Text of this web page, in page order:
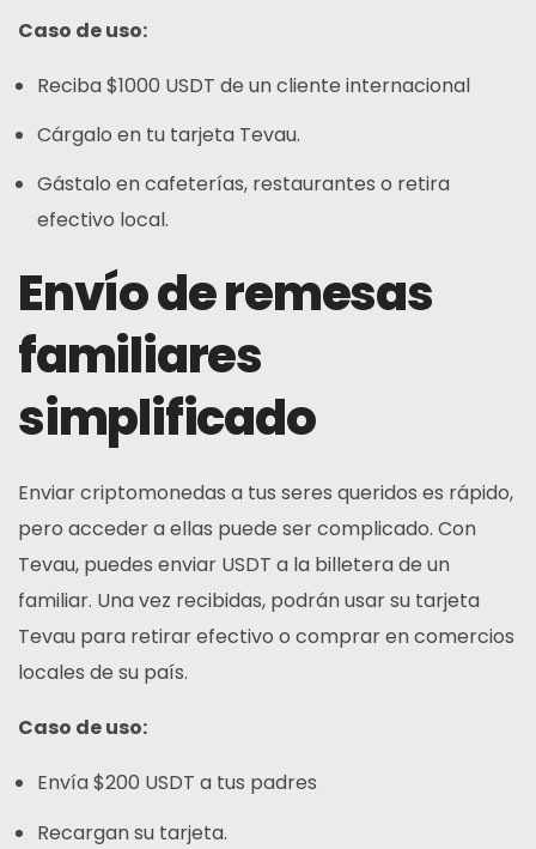
Caso de uso:
Reciba $1000 USDT de un cliente internacional
Cárgalo en tu tarjeta Tevau.
Gástalo en cafeterías, restaurantes o retira
efectivo local.
Envío de remesas
familiares
simplificado
Enviar criptomonedas a tus seres queridos es rápido,
pero acceder a ellas puede ser complicado. Con
Tevau, puedes enviar USDT a la billetera de un
familiar. Una vez recibidas, podrán usar su tarjeta
Tevau para retirar efectivo o comprar en comercios
locales de su país.
Caso de uso:
Envía $200 USDT a tus padres
Recargan su tarjeta.